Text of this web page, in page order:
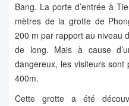
Bang. La porte d’entrée à
mètres de la grotte de
200 m par rapport au niveau
de long. Mais à cause
dangereux, les visiteurs sont
400m.
Cette grotte a été